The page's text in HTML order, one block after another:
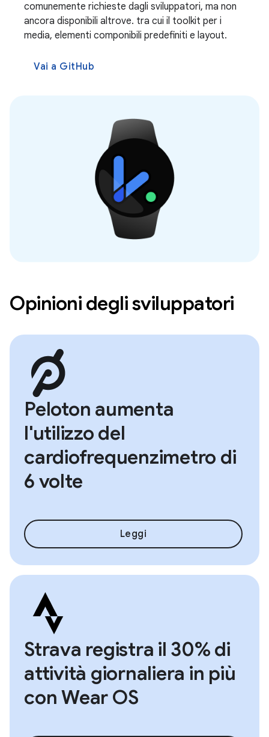
comunemente richieste dagli sviluppatori, ma non
ancora disponibili altrove. tra cui il toolkit per i
media, elementi componibili predefiniti e layout.
Vai a GitHub
Opinioni degli sviluppatori
Peloton aumenta
l'utilizzo del
cardiofrequenzimetro di
6 volte
Leggi
Strava registra il 30% di
attività giornaliera in più
con Wear OS